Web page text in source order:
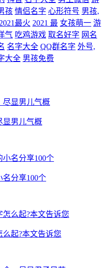
孩 情侣名字 心形符号 男孩,
2021最火 2021 最 女孩萌一 游
气 吃鸡游戏 取名好字 网名
名字大全 QQ群名字 外号,
大全 男孩免费
显男儿气概
分享100个
起?本文告诉您